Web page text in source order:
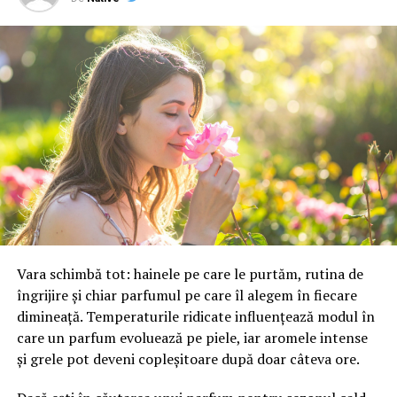
până în luna septembrie. La nivel mondial există doar 41
de cinematografe capabile să proiecteze acest format,
dintre care 25 sunt în Statele Unite.
Acţiunile IMAX au crescut cu aproximativ 6% luni şi au
depăşit pentru prima dată pragul de 50 de dolari.
Titlurile companiei sunt în urcare cu 38% de la
începutul anului şi şi-au dublat valoarea în ultimele 12
luni.
Gelfond a declarat că IMAX rămâne deschisă analizării
unor eventuale oferte de preluare, însă a subliniat că
sa. transmite CNBC.
Vara schimbă tot: hainele pe care le purtăm, rutina de
îngrijire și chiar parfumul pe care îl alegem în fiecare
dimineață. Temperaturile ridicate influențează modul în
care un parfum evoluează pe piele, iar aromele intense
și grele pot deveni copleșitoare după doar câteva ore.